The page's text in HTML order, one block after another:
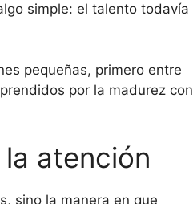
simple: el talento todavía
pequeñas, primero entre
por la madurez con
atención
sino la manera en que